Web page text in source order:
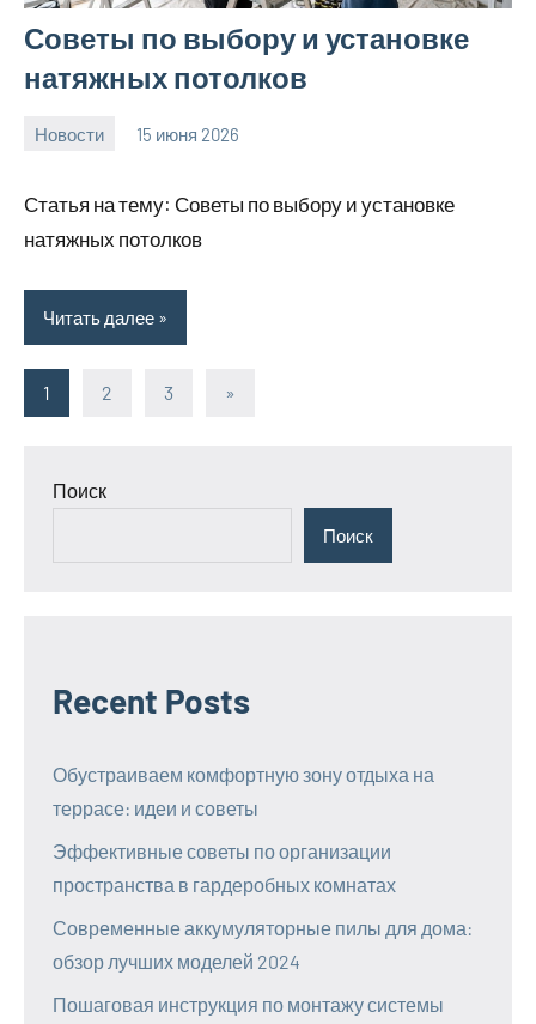
Советы по выбору и установке
натяжных потолков
Новости 15 июня 2026
Статья на тему: Советы по выбору и установке
натяжных потолков
Читать далее
Пагинация
1 2 3
Следующие
»
Поиск
Поиск
Recent Posts
Обустраиваем комфортную зону отдыха на
террасе: идеи и советы
Эффективные советы по организации
пространства в гардеробных комнатах
Современные аккумуляторные пилы для дома:
обзор лучших моделей 2024
Пошаговая инструкция по монтажу системы